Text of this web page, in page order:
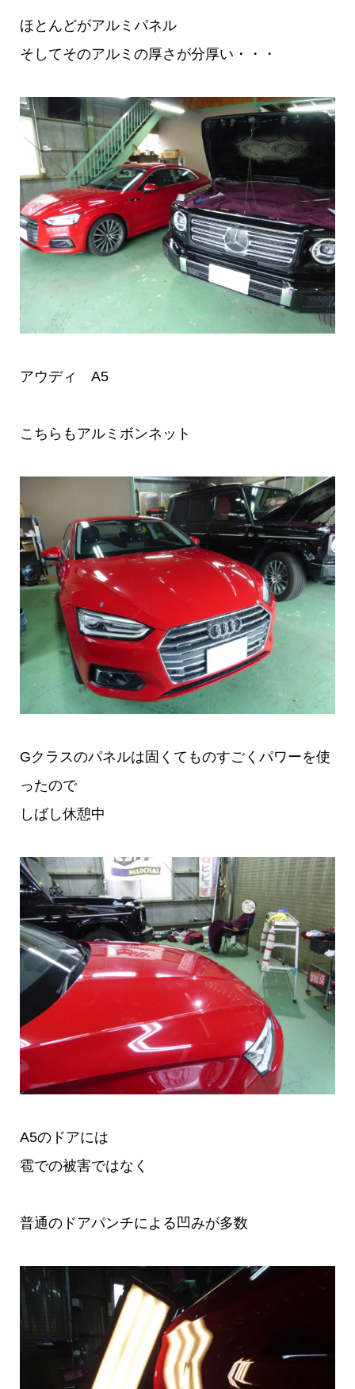
ほとんどがアルミパネル
そしてそのアルミの厚さが分厚い・・・
アウディ A5
こちらもアルミボンネット
Gクラスのパネルは固くてものすごくパワーを使
ったので
しばし休憩中
A5のドアには
雹での被害ではなく
普通のドアパンチによる凹みが多数